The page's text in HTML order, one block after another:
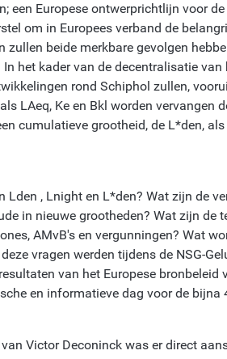
een Europese ontwerprichtlijn voor
om in Europees verband de
zullen beide merkbare gevolgen
het kader van de decentralisatie van
rond Schiphol zullen,
LAeq, Ke en Bkl worden vervangen
cumulatieve grootheid, de L*den,
Lden , Lnight en L*den? Wat zijn de
in nieuwe grootheden? Wat zijn de
AMvB's en vergunningen? Wat
vragen werden tijdens de NSG-
van het Europese bronbeleid
en informatieve dag voor de bijna
Victor Deconinck was er direct